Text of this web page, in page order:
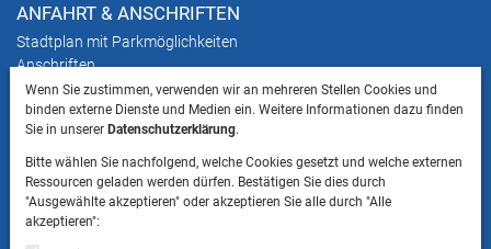
ANFAHRT & ANSCHRIFTEN
Stadtplan mit Parkmöglichkeiten
Anschriften
HINWEIS
ins Landratsamt Landsberg am Lech NICHT
gestattet ist.
Wenn Sie zustimmen, verwenden wir an mehreren Stellen Cookies und
binden externe Dienste und Medien ein. Weitere Informationen dazu finden
Sie in unsererDatenschutzerklärung.
Bitte wählen Sie nachfolgend, welche Cookies gesetzt und welche externen
Ressourcen geladen werden dürfen. Bestätigen Sie dies durch
"Ausgewählte akzeptieren" oder akzeptieren Sie alle durch "Alle
akzeptieren":